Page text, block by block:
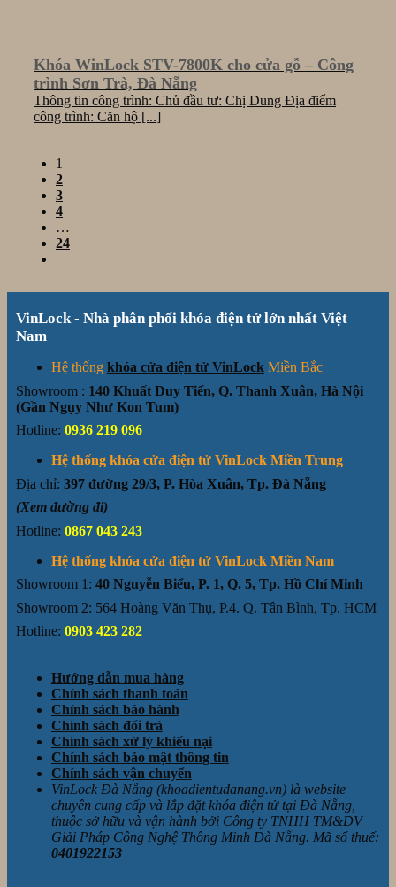
Khóa WinLock STV-7800K cho cửa gỗ – Công
trình Sơn Trà, Đà Nẵng
Thông tin công trình: Chủ đầu tư: Chị Dung Địa điểm
công trình: Căn hộ [...]
1
2
3
4
…
24
VinLock - Nhà phân phối khóa điện tử lớn nhất Việt
Nam
Hệ thống khóa cửa điện tử VinLockMiền Bắc
Showroom : 140 Khuất Duy Tiến, Q. Thanh Xuân, Hà Nội
(Gần Ngụy Như Kon Tum)
Hotline: 0936 219 096
Hệ thống khóa cửa điện tử VinLock Miền Trung
Địa chỉ: 397 đường 29/3, P. Hòa Xuân, Tp. Đà Nẵng
(Xem đường đi)
Hotline: 0867 043 243
Hệ thống khóa cửa điện tử VinLock Miền Nam
Showroom 1: 40 Nguyễn Biểu, P. 1, Q. 5, Tp. Hồ Chí Minh
Showroom 2: 564 Hoàng Văn Thụ, P.4. Q. Tân Bình, Tp. HCM
Hotline: 0903 423 282
Hướng dẫn mua hàng
Chính sách thanh toán
Chính sách bảo hành
Chính sách đổi trả
Chính sách xử lý khiếu nại
Chính sách bảo mật thông tin
Chính sách vận chuyển
VinLock Đà Nẵng (khoadientudanang.vn) là website
chuyên cung cấp và lắp đặt khóa điện tử tại Đà Nẵng,
thuộc sở hữu và vận hành bởi Công ty TNHH TM&DV
Giải Pháp Công Nghệ Thông Minh Đà Nẵng. Mã số thuế:
0401922153